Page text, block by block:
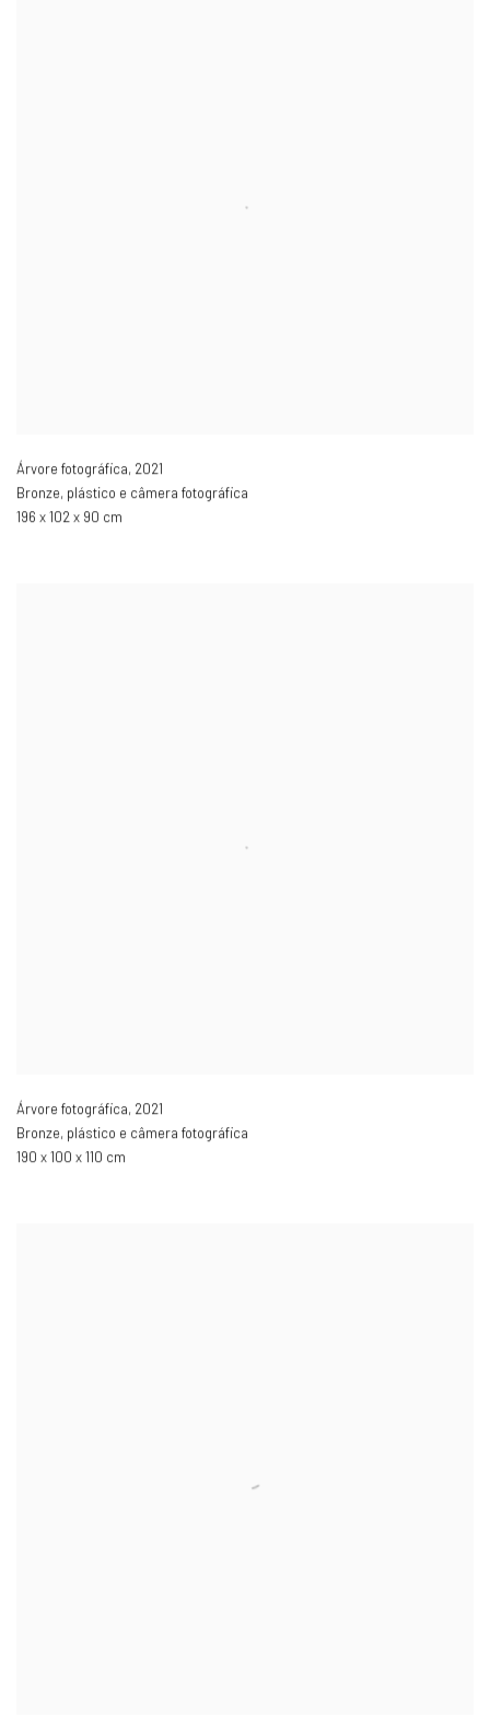
Árvore fotográfica, 2021
Bronze, plástico e câmera fotográfica
196 x 102 x 90 cm
Árvore fotográfica, 2021
Bronze, plástico e câmera fotográfica
190 x 100 x 110 cm